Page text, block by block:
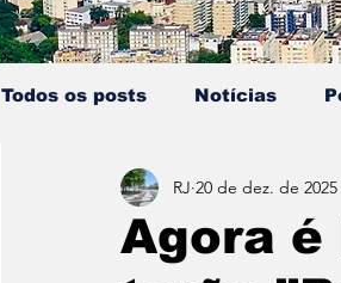
Todos os posts Notícias
Estado do Rio Notícias
Agora é
RJ 20 de dez. de 2025